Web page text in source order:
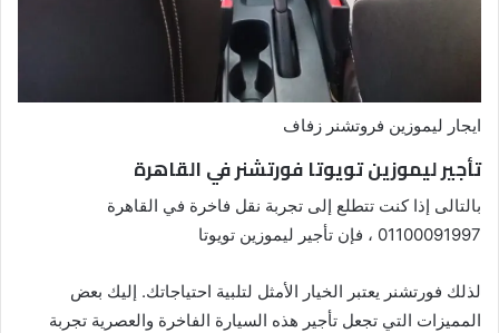
ايجار ليموزين فروتشنر زفاف
تأجير ليموزين تويوتا فورتشنر في القاهرة
بالتالى إذا كنت تتطلع إلى تجربة نقل فاخرة في القاهرة
01100091997 ، فإن تأجير ليموزين تويوتا
لذلك فورتشنر يعتبر الخيار الأمثل لتلبية احتياجاتك. إليك بعض
المميزات التي تجعل تأجير هذه السيارة الفاخرة والعصرية تجربة